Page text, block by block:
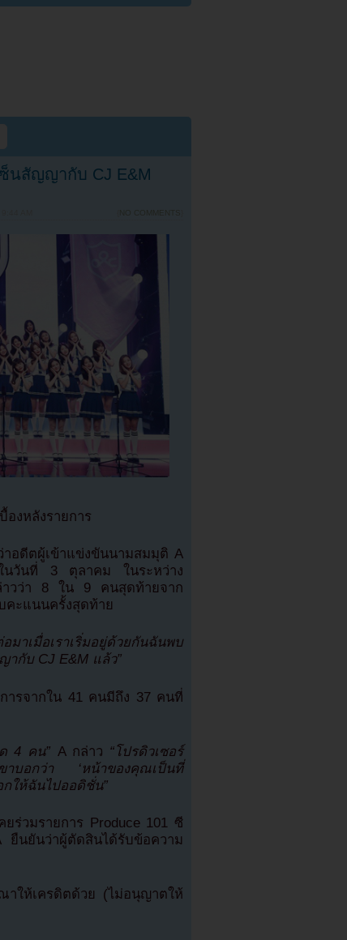
ซ็นสัญญากับ CJ E&M
NO COMMENTS
องหลังรายการ
อดีตผู้เข้าแข่งขันนามสมมุติ A
นวันที่ 3 ตุลาคม ในระหว่าง
วว่า 8 ใน 9 คนสุดท้ายจาก
คะแนนครั้งสุดท้าย
มาเมื่อเราเริ่มอยู่ด้วยกันฉันพบ
ากับ CJ E&M แล้ว”
ารจากใน 41 คนมีถึง 37 คนที่
4 คน” A กล่าว “โปรดิวเซอร์
ขาบอกว่า ‘หน้าของคุณเป็นที่
ให้ฉันไปออดิชั่น”
ยร่วมรายการ Produce 101 ซี
ยืนยันว่าผู้ตัดสินได้รับข้อความ
ให้เครดิตด้วย (ไม่อนุญาตให้